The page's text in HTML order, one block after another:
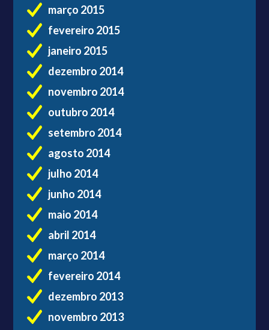
março 2015
fevereiro 2015
janeiro 2015
dezembro 2014
novembro 2014
outubro 2014
setembro 2014
agosto 2014
julho 2014
junho 2014
maio 2014
abril 2014
março 2014
fevereiro 2014
dezembro 2013
novembro 2013